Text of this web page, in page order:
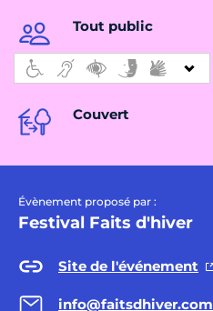
Tout public
Couvert
Évènement proposé par :
Festival Faits d'hiver
Site de l'événement
info@faitsdhiver.com